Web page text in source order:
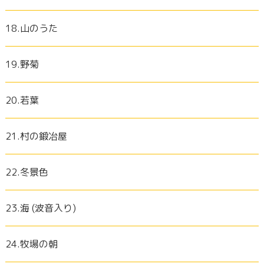
18.山のうた
19.野菊
20.若葉
21.村の鍛冶屋
22.冬景色
23.海 (波音入り)
24.牧場の朝